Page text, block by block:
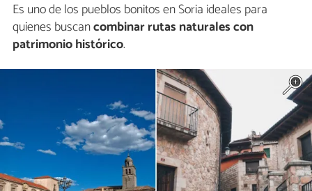
Es uno de los pueblos bonitos en Soria ideales para
quienes buscancombinar rutas naturales con
patrimonio histórico.